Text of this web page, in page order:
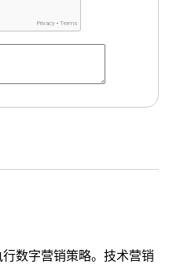
数字营销策略。技术营销